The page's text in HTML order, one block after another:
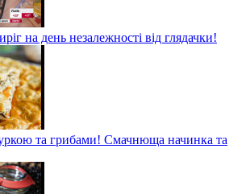
на день незалежності від глядачки!
та грибами! Смачнюща начинка та